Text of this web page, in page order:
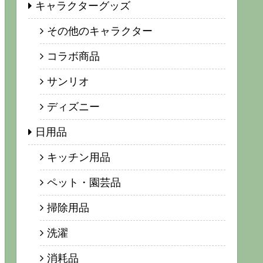
キャラクターグッズ
その他のキャラクター
コラボ商品
サンリオ
ディズニー
日用品
キッチン用品
ペット・園芸品
掃除用品
洗濯
消耗品